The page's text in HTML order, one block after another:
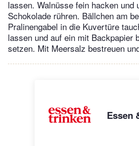
lassen. Walnüsse fein hacken und
Schokolade rühren. Bällchen am
Pralinengabel in die Kuvertüre
lassen und auf ein mit Backpapier
setzen. Mit Meersalz bestreuen
Essen